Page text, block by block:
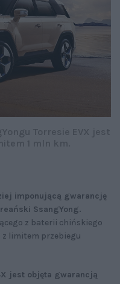
imponującą gwarancję
SsangYong.
z baterii chińskiego
z limitem przebiegu
jest objęta gwarancją